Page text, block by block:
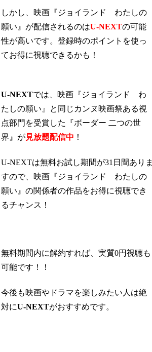
しかし、映画『ジョイランド わたしの
願い』が配信されるのはU-NEXTの可能
性が高いです。登録時のポイントを使っ
てお得に視聴できるかも！
U-NEXTでは、映画『ジョイランド わ
たしの願い』と同じカンヌ映画祭ある視
点部門を受賞した『ボーダー 二つの世
界』が見放題配信中 ！
U-NEXTは無料お試し期間が31日間ありま
すので、映画『ジョイランド わたしの
願い』の関係者の作品をお得に視聴でき
るチャンス！
無料期間内に解約すれば、実質0円視聴も
可能です！！
今後も映画やドラマを楽しみたい人は絶
対にU-NEXTがおすすめです。